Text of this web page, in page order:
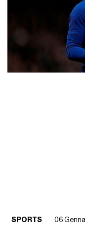
SPORTS
06